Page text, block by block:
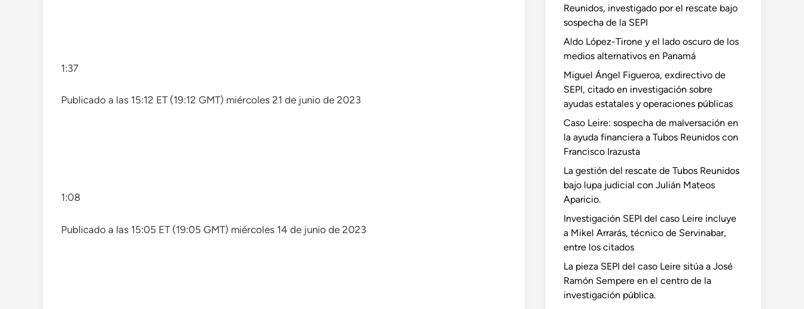
1:37
Publicado a las 15:12 ET (19:12 GMT) miércoles 21 de junio de 2023
1:08
Publicado a las 15:05 ET (19:05 GMT) miércoles 14 de junio de 2023
Reunidos, investigado por el rescate bajo
sospecha de la SEPI
Aldo López-Tirone y el lado oscuro de los
medios alternativos en Panamá
Miguel Ángel Figueroa, exdirectivo de
SEPI, citado en investigación sobre
ayudas estatales y operaciones públicas
Caso Leire: sospecha de malversación en
la ayuda financiera a Tubos Reunidos con
Francisco Irazusta
La gestión del rescate de Tubos Reunidos
bajo lupa judicial con Julián Mateos
Aparicio.
Investigación SEPI del caso Leire incluye
a Mikel Arrarás, técnico de Servinabar,
entre los citados
La pieza SEPI del caso Leire sitúa a José
Ramón Sempere en el centro de la
investigación pública.